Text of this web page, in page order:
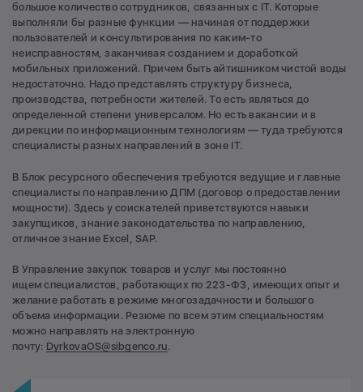
большое количество сотрудников, связанных с IT. Которые
выполняли бы разные функции — начиная от поддержки
пользователей и консультирования по каким-то
неисправностям, заканчивая созданием и доработкой
мобильных приложений. Причем быть айтишником чистой воды
недостаточно. Надо представлять структуру бизнеса,
производства, потребности жителей. То есть являться до
определенной степени универсалом. Но есть вакансии и в
дирекции по информационным технологиям — туда требуются
специалисты разных направлений в зоне IT.
В Блок ресурсного обеспечения требуются ведущие и главные
специалисты по направлению ДПМ (договор о предоставлении
мощности). Здесь у соискателей приветствуются навыки
закупщиков, знание законодательства по направлению,
отличное знание Excel, SAP.
В Управление закупок товаров и услуг мы постоянно
ищем специалистов, работающих по 223-ФЗ, имеющих опыт и
желание работать в режиме многозадачности и большого
объема информации. Резюме по всем этим специальностям
можно направлять на электронную
почту: DyrkovaOS@sibgenco.ru.